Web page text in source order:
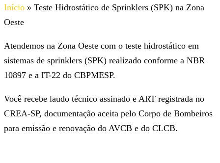
Início » Teste Hidrostático de Sprinklers (SPK) na Zona
Oeste
Atendemos na Zona Oeste com o teste hidrostático em
sistemas de sprinklers (SPK) realizado conforme a NBR
10897 e a IT-22 do CBPMESP.
Você recebe laudo técnico assinado e ART registrada no
CREA-SP, documentação aceita pelo Corpo de Bombeiros
para emissão e renovação do AVCB e do CLCB.